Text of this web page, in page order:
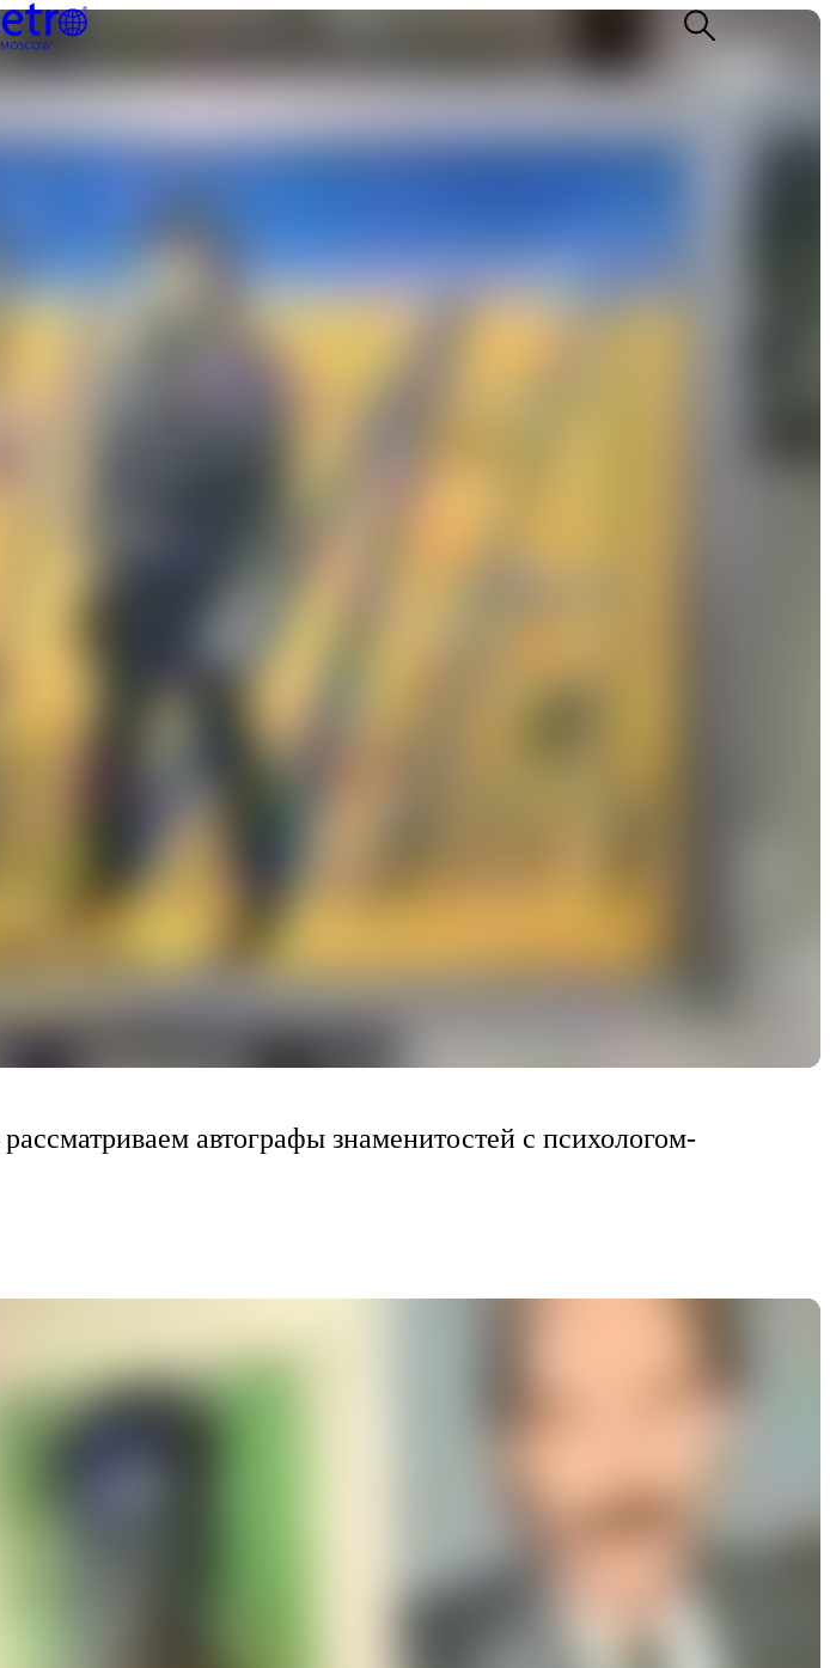
рассматриваем автографы знаменитостей с психологом-